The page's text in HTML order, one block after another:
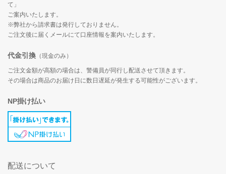
て」
ご案内いたします。
※弊社から請求書は発行しておりません。
ご注文後に届くメールにて口座情報を案内いたします。
代金引換 （現金のみ）
ご注文金額が高額の場合は、警備員が同行し配送させて頂きます。
その場合は商品のお届け日に数日遅延が発生する可能性がございます。
NP掛け払い
配送について